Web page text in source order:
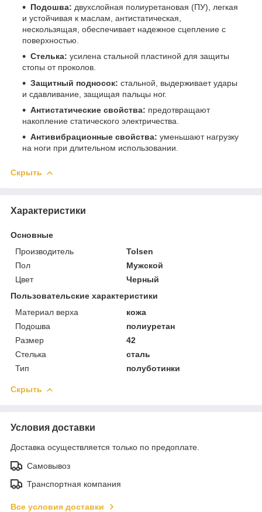
Подошва: двухслойная полиуретановая (ПУ), легкая
и устойчивая к маслам, антистатическая,
нескользящая, обеспечивает надежное сцепление с
поверхностью.
Стелька: усилена стальной пластиной для защиты
стопы от проколов.
Защитный подносок: стальной, выдерживает удары
и сдавливание, защищая пальцы ног.
Антистатические свойства: предотвращают
накопление статического электричества.
Антивибрационные свойства: уменьшают нагрузку
на ноги при длительном использовании.
Скрыть
Характеристики
Основные
Производитель
Tolsen
Пол
Мужской
Цвет
Черный
Пользовательские характеристики
Материал верха
кожа
Подошва
полиуретан
Размер
42
Стелька
сталь
Тип
полуботинки
Скрыть
Условия доставки
Доставка осуществляется только по предоплате.
Самовывоз
Транспортная компания
Все условия доставки